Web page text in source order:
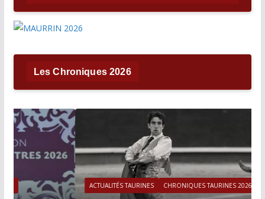
Les Chroniques 2026
ACTUALITÉS TAURINES CHRONIQUES TAURINES 2026